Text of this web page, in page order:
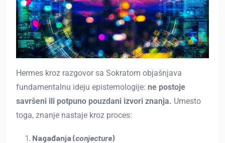
Hermes kroz razgovor sa Sokratom objašnjava
fundamentalnu ideju epistemologije: ne postoje
savršeni ili potpuno pouzdani izvori znanja. Umesto
toga, znanje nastaje kroz proces:
Nagađanja (conjecture)